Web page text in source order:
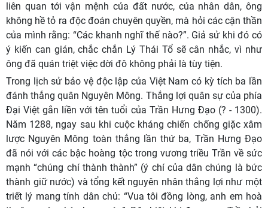
liên quan tới vận mệnh của đất nước, của nhân dân, ông
không hề tỏ ra độc đoán chuyên quyền, mà hỏi các cận thần
của mình rằng: “Các khanh nghĩ thế nào?”. Giả sử khi đó có
ý kiến can gián, chắc chắn Lý Thái Tổ sẽ cân nhắc, vì như
ông đã quán triệt việc dời đô không phải là tùy tiện.
Trong lịch sử bảo vệ độc lập của Việt Nam có kỳ tích ba lần
đánh thắng quân Nguyên Mông. Thắng lợi quân sự của phía
Đại Việt gắn liền với tên tuổi của Trần Hưng Đạo (? - 1300).
Năm 1288, ngay sau khi cuộc kháng chiến chống giặc xâm
lược Nguyên Mông toàn thắng lần thứ ba, Trần Hưng Đạo
đã nói với các bậc hoàng tộc trong vương triều Trần về sức
mạnh “chúng chí thành thành” (ý chí của dân chúng là bức
thành giữ nước) và tổng kết nguyên nhân thắng lợi như một
triết lý mang tính dân chủ: “Vua tôi đồng lòng, anh em hoà